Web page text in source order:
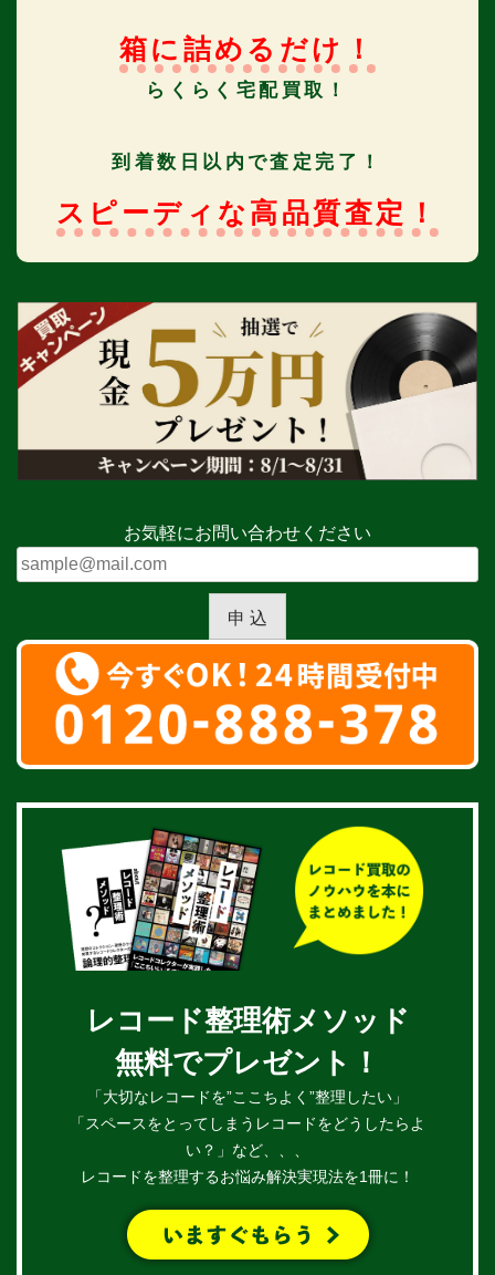
箱に詰めるだけ！
らくらく宅配買取！
到着数日以内で査定完了！
スピーディな高品質査定！
お気軽にお問い合わせください
申 込
レコード整理術メソッド
無料でプレゼント！
「大切なレコードを”ここちよく”整理したい」
「スペースをとってしまうレコードをどうしたらよ
い？」など、、、
レコードを整理するお悩み解決実現法を1冊に！